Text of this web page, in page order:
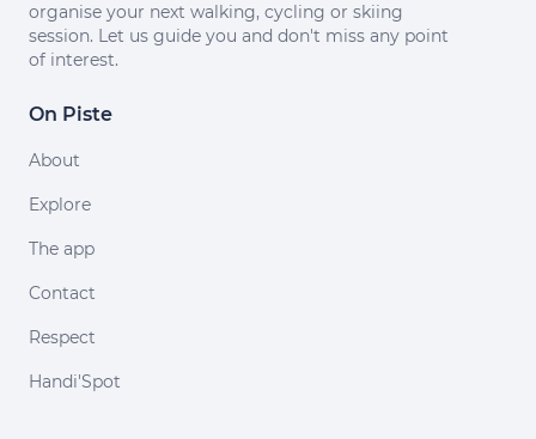
organise your next walking, cycling or skiing
session. Let us guide you and don't miss any point
of interest.
On Piste
About
Explore
The app
Contact
Respect
Handi'Spot